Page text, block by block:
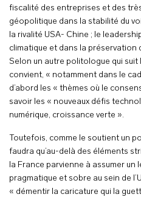
fiscalité des entreprises et des
géopolitique dans la stabilité du
la rivalité USA- Chine ; le
climatique et dans la préservation
Selon un autre politologue qui suit
convient, « notamment dans le
d’abord les « thèmes où le
savoir les « nouveaux défis
numérique, croissance verte ».
Toutefois, comme le soutient un
faudra qu’au-delà des éléments
la France parvienne à assumer un
pragmatique et sobre au sein de
« démentir la caricature qui la